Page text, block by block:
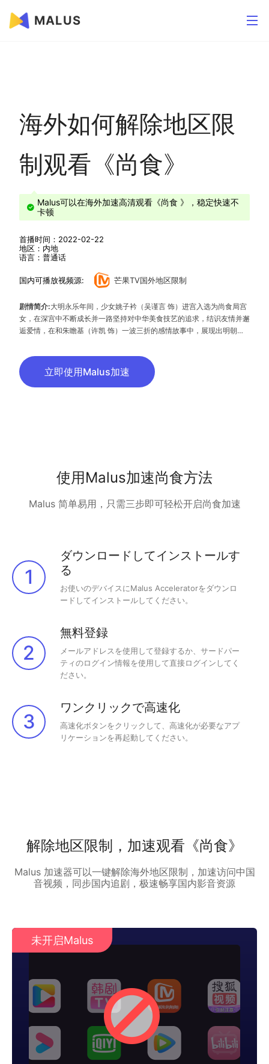
MALUS
海外如何解除地区限
制观看《尚食》
Malus可以在海外加速高清观看《尚食 》，稳定快速不
卡顿
首播时间：2022-02-22
地区：内地
语言：普通话
国内可播放视频源: 芒果TV国外地区限制
剧情简介:大明永乐年间，少女姚子衿（吴谨言 饰）进宫入选为尚食局宫
女，在深宫中不断成长并一路坚持对中华美食技艺的追求，结识友情并邂
逅爱情，在和朱瞻基（许凯 饰）一波三折的感情故事中，展现出明朝三
爱情，充满着人情味的美食紫禁城。
立即使用Malus加速
使用Malus加速尚食方法
Malus 简单易用，只需三步即可轻松开启尚食加速
1
ダウンロードしてインストールす
る
お使いのデバイスにMalus Acceleratorをダウンロ
ードしてインストールしてください。
2
無料登録
メールアドレスを使用して登録するか、サードパー
ティのログイン情報を使用して直接ログインしてく
ださい。
3
ワンクリックで高速化
高速化ボタンをクリックして、高速化が必要なアプ
リケーションを再起動してください。
解除地区限制，加速观看《尚食》
Malus 加速器可以一键解除海外地区限制，加速访问中国
音视频，同步国内追剧，极速畅享国内影音资源
未开启Malus